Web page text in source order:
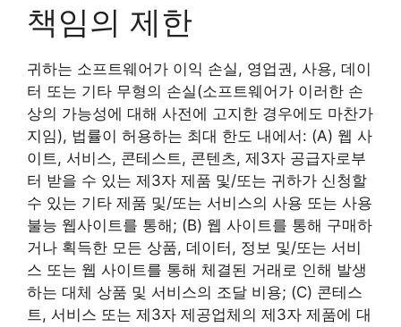
책임의 제한
귀하는 소프트웨어가 이익 손실, 영업권, 사용, 데이
터 또는 기타 무형의 손실(소프트웨어가 이러한 손
상의 가능성에 대해 사전에 고지한 경우에도 마찬가
지임), 법률이 허용하는 최대 한도 내에서: (A) 웹 사
이트, 서비스, 콘테스트, 콘텐츠, 제3자 공급자로부
터 받을 수 있는 제3자 제품 및/또는 귀하가 신청할
수 있는 기타 제품 및/또는 서비스의 사용 또는 사용
불능 웹사이트를 통해; (B) 웹 사이트를 통해 구매하
거나 획득한 모든 상품, 데이터, 정보 및/또는 서비
스 또는 웹 사이트를 통해 체결된 거래로 인해 발생
하는 대체 상품 및 서비스의 조달 비용; (C) 콘테스
트, 서비스 또는 제3자 제공업체의 제3자 제품에 대